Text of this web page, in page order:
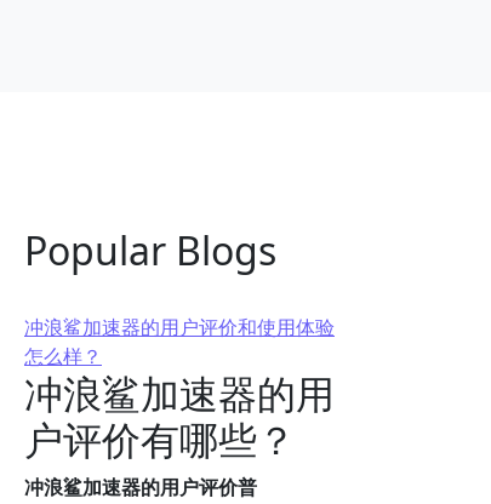
Popular Blogs
冲浪鲨加速器的用户评价和使用体验
怎么样？
冲浪鲨加速器的用
户评价有哪些？
冲浪鲨加速器的用户评价普